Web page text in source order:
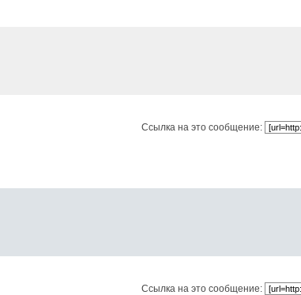
Ссылка на это сообщение:
Ссылка на это сообщение: